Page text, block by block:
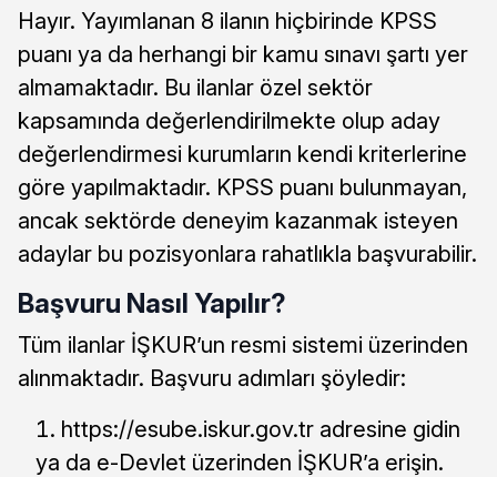
Hayır. Yayımlanan 8 ilanın hiçbirinde KPSS
puanı ya da herhangi bir kamu sınavı şartı yer
almamaktadır. Bu ilanlar özel sektör
kapsamında değerlendirilmekte olup aday
değerlendirmesi kurumların kendi kriterlerine
göre yapılmaktadır. KPSS puanı bulunmayan,
ancak sektörde deneyim kazanmak isteyen
adaylar bu pozisyonlara rahatlıkla başvurabilir.
Başvuru Nasıl Yapılır?
Tüm ilanlar İŞKUR’un resmi sistemi üzerinden
alınmaktadır. Başvuru adımları şöyledir:
https://esube.iskur.gov.tr adresine gidin
ya da e-Devlet üzerinden İŞKUR’a erişin.